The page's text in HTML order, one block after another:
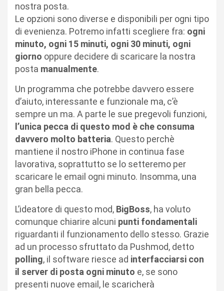
nostra posta.
Le opzioni sono diverse e disponibili per ogni tipo
di evenienza. Potremo infatti scegliere fra: ogni
minuto, ogni 15 minuti, ogni 30 minuti, ogni
giorno oppure decidere di scaricare la nostra
posta manualmente.
Un programma che potrebbe davvero essere
d’aiuto, interessante e funzionale ma, c’è
sempre un ma. A parte le sue pregevoli funzioni,
l’unica pecca di questo mod è che consuma
davvero molto batteria. Questo perchè
mantiene il nostro iPhone in continua fase
lavorativa, soprattutto se lo setteremo per
scaricare le email ogni minuto. Insomma, una
gran bella pecca.
L’ideatore di questo mod, BigBoss, ha voluto
comunque chiarire alcuni punti fondamentali
riguardanti il funzionamento dello stesso. Grazie
ad un processo sfruttato da Pushmod, detto
polling, il software riesce ad interfacciarsi con
il server di posta ogni minuto e, se sono
presenti nuove email, le scaricherà